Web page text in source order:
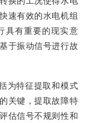
速有效的水电机组
具有重要的现实意
于振动信号进行故
为特征提取和模式
关键，提取故障特
估信号不规则性和